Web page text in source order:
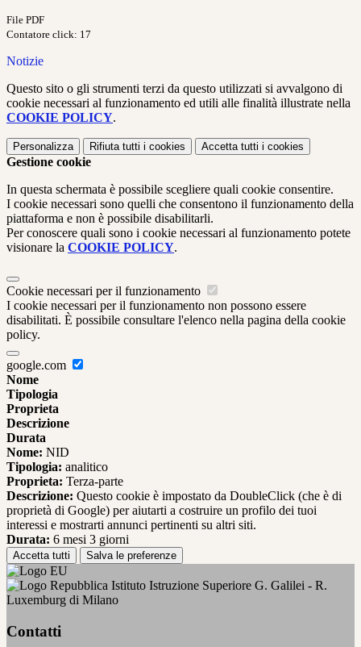
File PDF
Contatore click: 17
Notizie
Questo sito o gli strumenti terzi da questo utilizzati si avvalgono di
cookie necessari al funzionamento ed utili alle finalità illustrate nella
COOKIE POLICY.
Personalizza Rifiuta tutti i cookies Accetta tutti i cookies
Gestione cookie
In questa schermata è possibile scegliere quali cookie consentire.
I cookie necessari sono quelli che consentono il funzionamento della
piattaforma e non è possibile disabilitarli.
Per conoscere quali sono i cookie necessari al funzionamento potete
visionare la COOKIE POLICY.
Cookie necessari per il funzionamento
I cookie necessari per il funzionamento non possono essere
disabilitati. È possibile consultare l'elenco nella pagina della cookie
policy.
google.com
Nome
Tipologia
Proprieta
Descrizione
Durata
Nome: NID
Tipologia: analitico
Proprieta: Terza-parte
Descrizione: Questo cookie è impostato da DoubleClick (che è di
proprietà di Google) per aiutarti a costruire un profilo dei tuoi
interessi e mostrarti annunci pertinenti su altri siti.
Durata: 6 mesi 3 giorni
Accetta tutti Salva le preferenze
Istituto Istruzione Superiore G. Galilei - R.
Luxemburg di Milano
Contatti